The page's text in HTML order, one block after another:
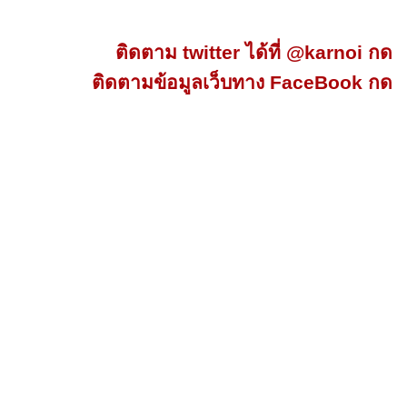
ติดตาม twitter ได้ที่ @karnoi กด
ติดตามข้อมูลเว็บทาง FaceBook กด